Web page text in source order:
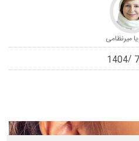
میرنظامی
7
1404